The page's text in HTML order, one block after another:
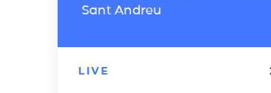
Sant Andreu
LIVE